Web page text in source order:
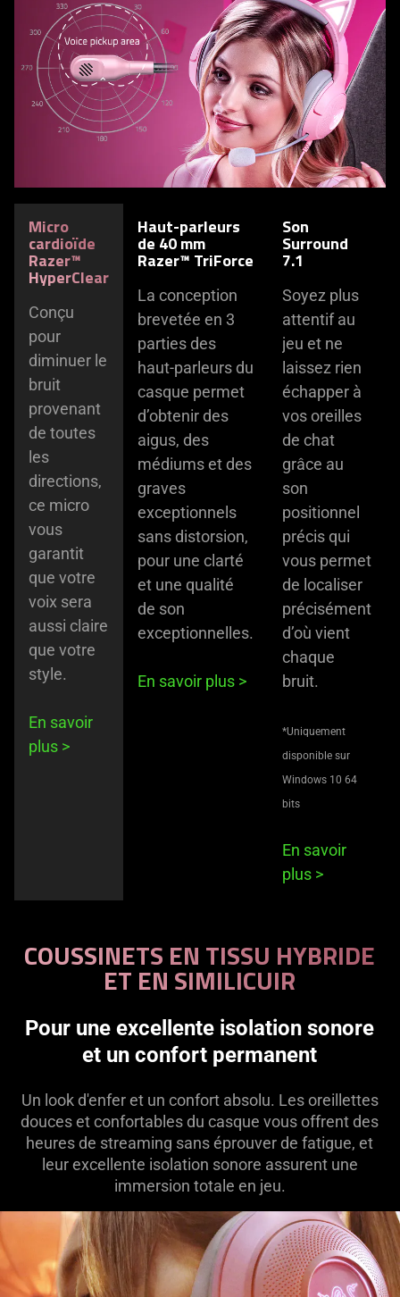
animation
support
do
not
provide
additional
information.
buttons
display
Micro
cardioïde
Razer™
HyperClear
Conçu
pour
diminuer le
bruit
provenant
de toutes
les
directions,
ce micro
vous
garantit
que votre
voix sera
aussi claire
que votre
style.
En savoir
plus >
Haut-parleurs
de 40 mm
Razer™ TriForce
La conception
brevetée en 3
parties des
haut-parleurs du
casque permet
d’obtenir des
aigus, des
médiums et des
graves
exceptionnels
sans distorsion,
pour une clarté
et une qualité
de son
exceptionnelles.
En savoir plus >
Son
Surround
7.1
Soyez plus
attentif au
jeu et ne
laissez rien
échapper à
vos oreilles
de chat
grâce au
son
positionnel
précis qui
vous permet
de localiser
précisément
d’où vient
chaque
bruit.
*Uniquement
disponible sur
Windows 10 64
bits
En savoir
plus >
COUSSINETS EN TISSU HYBRIDE
ET EN SIMILICUIR
Pour une excellente isolation sonore
et un confort permanent
Un look d'enfer et un confort absolu. Les oreillettes
douces et confortables du casque vous offrent des
heures de streaming sans éprouver de fatigue, et
leur excellente isolation sonore assurent une
immersion totale en jeu.